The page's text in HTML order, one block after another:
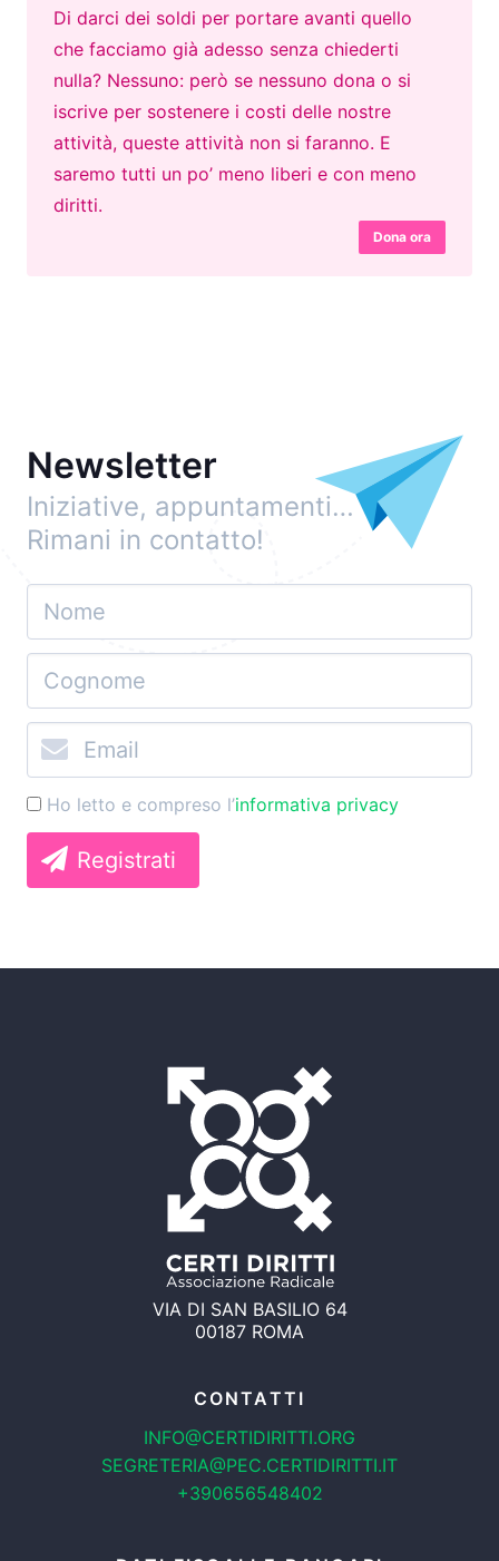
Di darci dei soldi per portare avanti quello
che facciamo già adesso senza chiederti
nulla? Nessuno: però se nessuno dona o si
iscrive per sostenere i costi delle nostre
attività, queste attività non si faranno. E
saremo tutti un po’ meno liberi e con meno
diritti.
Dona ora
Newsletter
Iniziative, appuntamenti…
Rimani in contatto!
Ho letto e compreso l’informativa privacy
Registrati
VIA DI SAN BASILIO 64
00187 ROMA
CONTATTI
INFO@CERTIDIRITTI.ORG
SEGRETERIA@PEC.CERTIDIRITTI.IT
+390656548402